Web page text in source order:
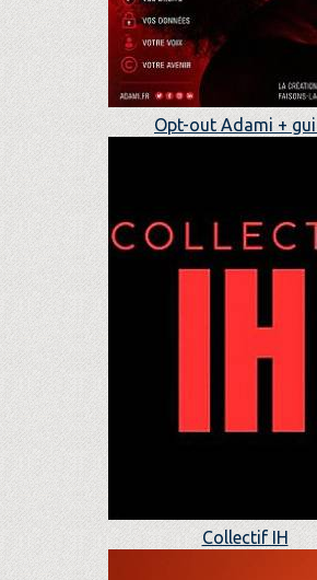
Opt-out Adami +
Collectif IH